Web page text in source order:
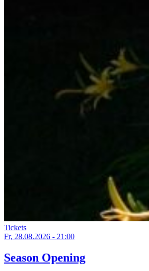
Tickets
Fr, 28.08.2026 - 21:00
Season Opening